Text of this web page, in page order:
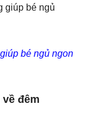
bé ngủ ngon
đêm